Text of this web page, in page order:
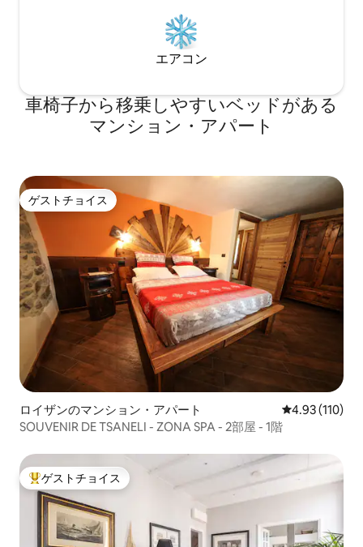
エアコン
車椅子から移乗しやすいベッドがある
マンション・アパート
ゲストチョイス
ゲストチョイス
ロイザンのマンション・アパート レビュー110
4.93 (110)
SOUVENIR DE TSANELI - ZONA SPA - 2部屋 - 1階
大好評のゲストチョイスです。
ゲストチョイス